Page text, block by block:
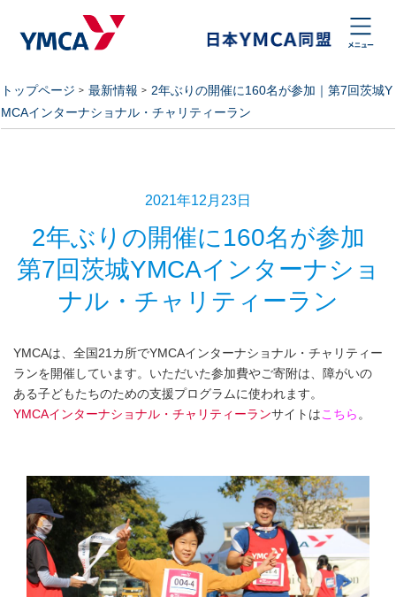
トップページ 最新情報
2年ぶりの開催に160名が参加｜第7回茨城Y
MCAインターナショナル・チャリティーラン
2021年12月23日
2年ぶりの開催に160名が参加
第7回茨城YMCAインターナショ
ナル・チャリティーラン
YMCAは、全国21カ所でYMCAインターナショナル・チャリティー
ランを開催しています。いただいた参加費やご寄附は、障がいの
ある子どもたちのための支援プログラムに使われます。
YMCAインターナショナル・チャリティーランサイトはこちら 。